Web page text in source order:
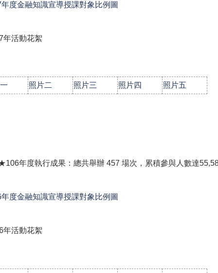
年度金融知識宣導授課對象比例圖
年活動花絮
照片二 照片三 照片四 照片五
年度執行成果：總共舉辦 457 場次，累積參與人數達
年度金融知識宣導授課對象比例圖
年活動花絮